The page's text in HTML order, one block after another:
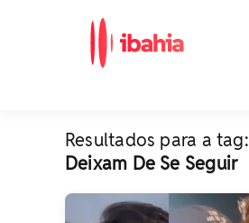
Resultados para a tag:
Deixam De Se Seguir